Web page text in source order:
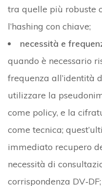
tra quelle più robuste
l’hashing con chiave;
necessità e
quando è necessario
frequenza all’identità
utilizzare la
come policy, e la
come tecnica;
immediato recupero
necessità di
corrispondenza DV‑DF;